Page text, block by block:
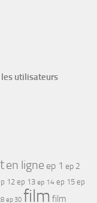
les utilisateurs
en ligne ep 1 ep 2
12 ep 13 ep 14 ep 15 ep
ep 30 film film